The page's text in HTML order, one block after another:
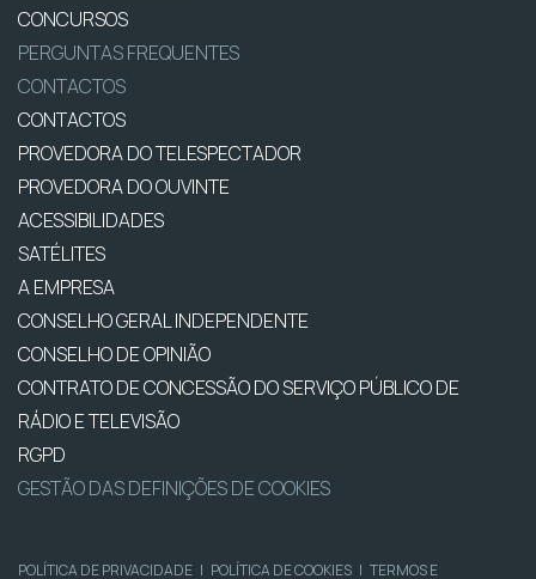
CONCURSOS
PERGUNTAS FREQUENTES
CONTACTOS
CONTACTOS
PROVEDORA DO TELESPECTADOR
PROVEDORA DO OUVINTE
ACESSIBILIDADES
SATÉLITES
A EMPRESA
CONSELHO GERAL INDEPENDENTE
CONSELHO DE OPINIÃO
CONTRATO DE CONCESSÃO DO SERVIÇO PÚBLICO DE
RÁDIO E TELEVISÃO
RGPD
GESTÃO DAS DEFINIÇÕES DE COOKIES
POLÍTICA DE PRIVACIDADE | POLÍTICA DE COOKIES | TERMOS E